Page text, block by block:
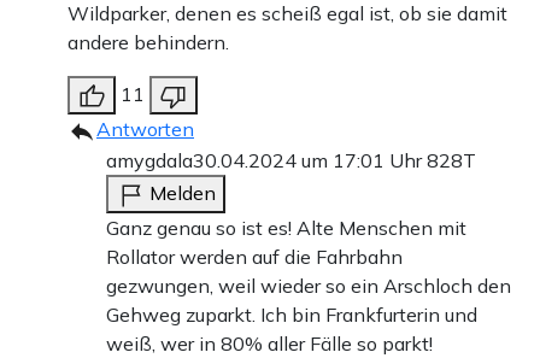
Wildparker, denen es scheiß egal ist, ob sie damit
andere behindern.
11
Antworten
amygdala30.04.2024 um 17:01 Uhr828T
Melden
Ganz genau so ist es! Alte Menschen mit
Rollator werden auf die Fahrbahn
gezwungen, weil wieder so ein Arschloch den
Gehweg zuparkt. Ich bin Frankfurterin und
weiß, wer in 80% aller Fälle so parkt!